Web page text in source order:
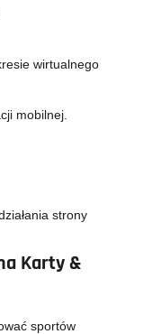
wirtualnego
mobilnej.
strony
Karty &
sportów